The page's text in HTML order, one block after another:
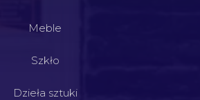
Meble
Szkło
Dzieła sztuki